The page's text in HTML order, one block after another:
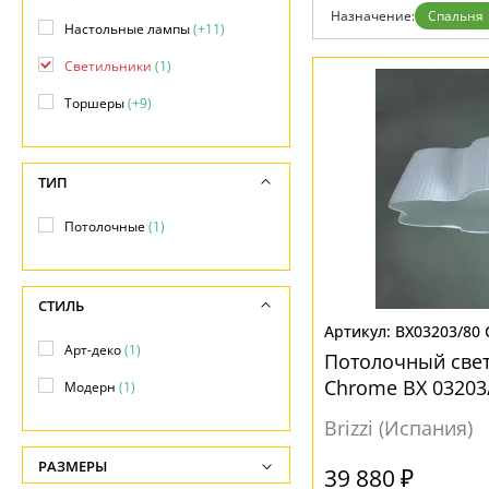
Назначение: Спальня
BX03203/80
Потолочный
Chrome BX
спальни
Brizzi (Испания)
39 880 ₽
Настольные лампы(+11)
Светильники (1)
Торшеры(+9)
ТИП
Потолочные(1)
СТИЛЬ
Арт-деко(1)
Модерн (1)
РАЗМЕРЫ